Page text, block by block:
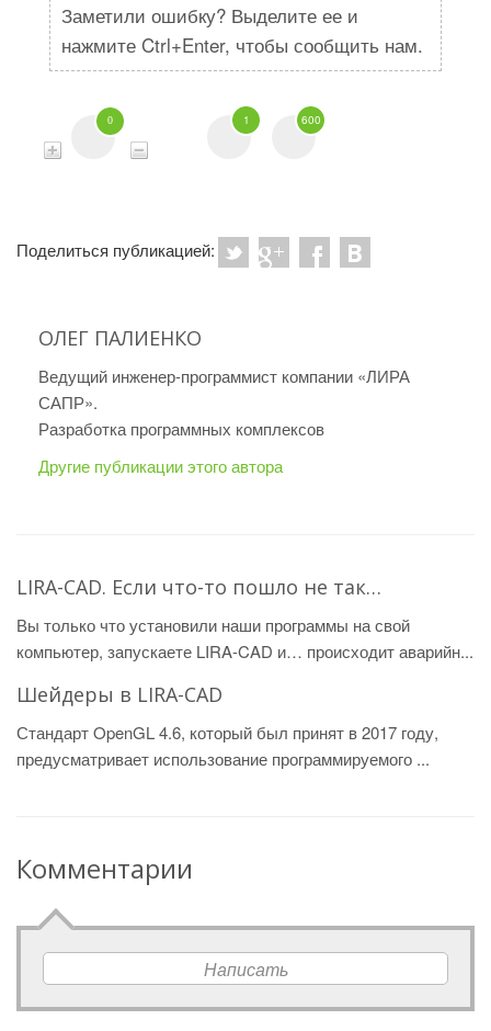
Заметили ошибку? Выделите ее и
нажмите Ctrl+Enter, чтобы сообщить нам.
0 1 600
Поделиться публикацией:
ОЛЕГ ПАЛИЕНКО
Ведущий инженер-программист компании «ЛИРА
САПР».
Разработка программных комплексов
Другие публикации этого автора
LIRA-CAD. Если что-то пошло не так…
Вы только что установили наши программы на свой
компьютер, запускаете LIRA-CAD и… происходит аварийн...
Шейдеры в LIRA-CAD
Стандарт OpenGL 4.6, который был принят в 2017 году,
предусматривает использование программируемого ...
Комментарии
Написать